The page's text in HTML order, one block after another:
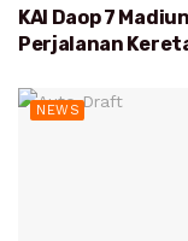
KAI Daop 7
Perjalanan
NEWS